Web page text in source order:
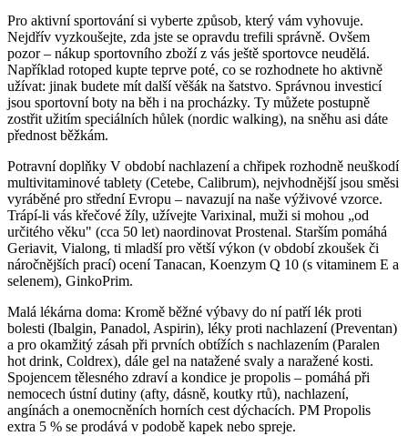
Pro aktivní sportování si vyberte způsob, který vám vyhovuje.
Nejdřív vyzkoušejte, zda jste se opravdu trefili správně. Ovšem
pozor – nákup sportovního zboží z vás ještě sportovce neudělá.
Například rotoped kupte teprve poté, co se rozhodnete ho aktivně
užívat: jinak budete mít další věšák na šatstvo. Správnou investicí
jsou sportovní boty na běh i na procházky. Ty můžete postupně
zostřit užitím speciálních hůlek (nordic walking), na sněhu asi dáte
přednost běžkám.
Potravní doplňky V období nachlazení a chřipek rozhodně neuškodí
multivitaminové tablety (Cetebe, Calibrum), nejvhodnější jsou směsi
vyráběné pro střední Evropu – navazují na naše výživové vzorce.
Trápí-li vás křečové žíly, užívejte Varixinal, muži si mohou „od
určitého věku" (cca 50 let) naordinovat Prostenal. Starším pomáhá
Geriavit, Vialong, ti mladší pro větší výkon (v období zkoušek či
náročnějších prací) ocení Tanacan, Koenzym Q 10 (s vitaminem E a
selenem), GinkoPrim.
Malá lékárna doma: Kromě běžné výbavy do ní patří lék proti
bolesti (Ibalgin, Panadol, Aspirin), léky proti nachlazení (Preventan)
a pro okamžitý zásah při prvních obtížích s nachlazením (Paralen
hot drink, Coldrex), dále gel na natažené svaly a naražené kosti.
Spojencem tělesného zdraví a kondice je propolis – pomáhá při
nemocech ústní dutiny (afty, dásně, koutky rtů), nachlazení,
angínách a onemocněních horních cest dýchacích. PM Propolis
extra 5 % se prodává v podobě kapek nebo spreje.